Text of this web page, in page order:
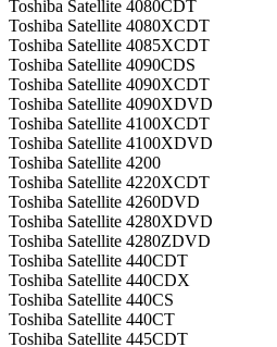
Toshiba Satellite 4080CDT
Toshiba Satellite 4080XCDT
Toshiba Satellite 4085XCDT
Toshiba Satellite 4090CDS
Toshiba Satellite 4090XCDT
Toshiba Satellite 4090XDVD
Toshiba Satellite 4100XCDT
Toshiba Satellite 4100XDVD
Toshiba Satellite 4200
Toshiba Satellite 4220XCDT
Toshiba Satellite 4260DVD
Toshiba Satellite 4280XDVD
Toshiba Satellite 4280ZDVD
Toshiba Satellite 440CDT
Toshiba Satellite 440CDX
Toshiba Satellite 440CS
Toshiba Satellite 440CT
Toshiba Satellite 445CDT